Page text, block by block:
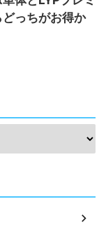
っちがお得か